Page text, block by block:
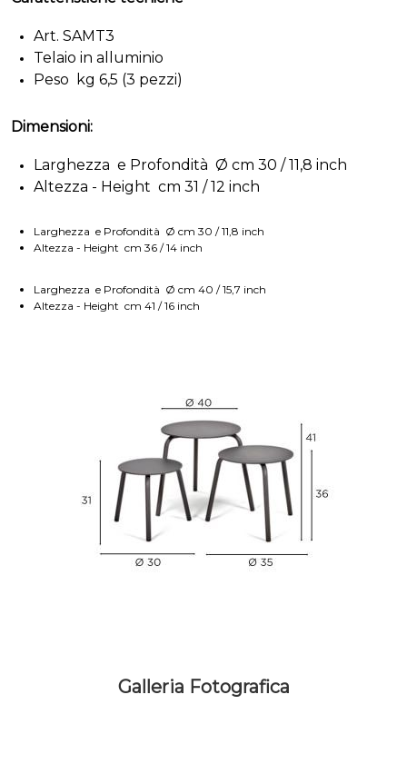
Art. SAMT3
Telaio in alluminio
Peso kg 6,5 (3 pezzi)
Dimensioni:
Larghezza e Profondità Ø cm 30 / 11,8 inch
Altezza - Height cm 31 / 12 inch
Larghezza e Profondità Ø cm 30 / 11,8 inch
Altezza - Height cm 36 / 14 inch
Larghezza e Profondità Ø cm 40 / 15,7 inch
Altezza - Height cm 41 / 16 inch
Galleria Fotografica